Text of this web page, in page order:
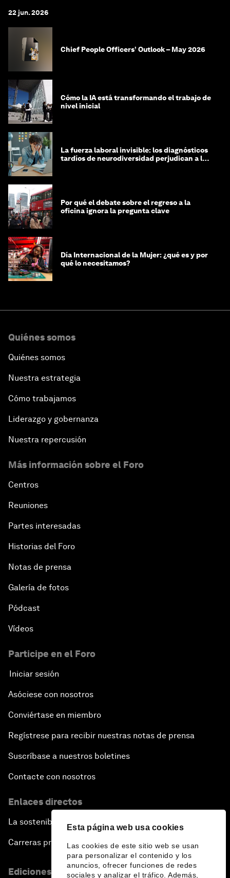
Esta página web usa cookies
Las cookies de este sitio web se usan
para personalizar el contenido y los
anuncios, ofrecer funciones de redes
sociales y analizar el tráfico. Además,
22 jun. 2026
Chief People Officers’ Outlook – May 2026
Cómo la IA está transformando el trabajo de
nivel inicial
La fuerza laboral invisible: los diagnósticos
tardíos de neurodiversidad perjudican a las
Por qué el debate sobre el regreso a la
oficina ignora la pregunta clave
Día Internacional de la Mujer: ¿qué es y por
qué lo necesitamos?
Quiénes somos
Quiénes somos
Nuestra estrategia
Cómo trabajamos
Liderazgo y gobernanza
Nuestra repercusión
Más información sobre el Foro
Centros
Reuniones
Partes interesadas
Historias del Foro
Notas de prensa
Galería de fotos
Pódcast
Vídeos
Participe en el Foro
Iniciar sesión
Asóciese con nosotros
Conviértase en miembro
Regístrese para recibir nuestras notas de prensa
Suscríbase a nuestros boletines
Contacte con nosotros
Enlaces directos
La sostenibilidad en el Foro
Carreras profesionales
Ediciones en otros idiomas